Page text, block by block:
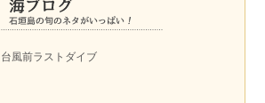
台風前ラストダイブ